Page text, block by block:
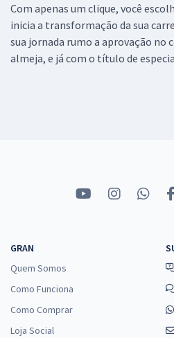
Com apenas um clique, você
inicia a transformação da sua
sua jornada rumo a aprovação no
almeja, e já com o título de
GRAN
Quem Somos
Como Funciona
Como Comprar
Loja Social